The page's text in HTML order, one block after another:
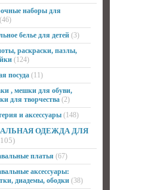
наборы для
(46)
белье для детей (3)
раскраски, пазлы,
(124)
посуда (11)
, мешки для обуви,
для творчества (2)
и аксессуары (148)
ОДЕЖДА ДЛЯ
платья (67)
аксессуары:
диадемы, ободки (38)